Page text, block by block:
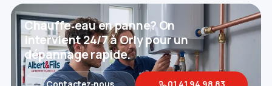
Chauffe‑eau en panne? On
intervient 24/7 à Orly pour un
dépannage rapide.